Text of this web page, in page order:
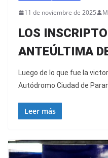
11 de noviembre de 2025
LOS
ANTEÚLTIMA
Luego de lo que fue la
Autódromo Ciudad de
Leer más